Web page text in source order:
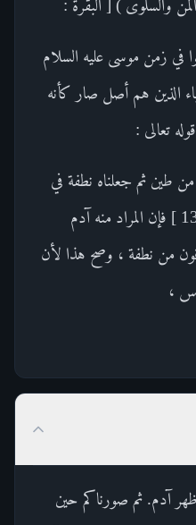
المن والسلوى ) [ البقرة :
في زمن موسى عليه السلام
الذين هم أصل صار كأنه
تعالى :
طين ثم جعلناه نطفة في
قرار مكين ) [ المؤمنون : 12 - 13 ] فإن المراد منه آدم
من نطفة ، وصح هذا لأن
،
ظهر آدم. ثم صورناكم حين